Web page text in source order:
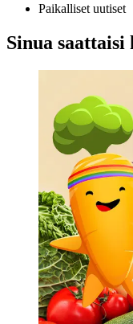
Paikalliset uutiset
Sinua saattaisi